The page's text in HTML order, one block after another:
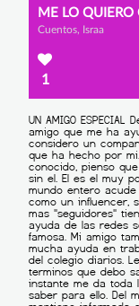
ME LO QUIERO
Cuentos, Israa
1